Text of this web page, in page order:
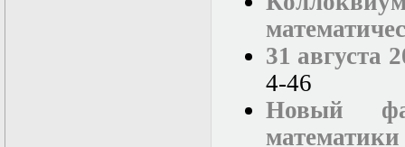
31 августа
4-46
Новый